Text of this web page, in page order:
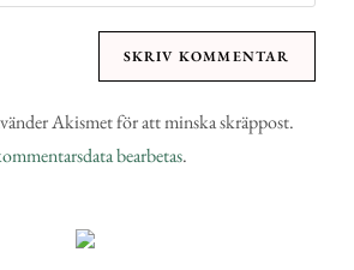
Akismet för att minska skräppost.
bearbetas.